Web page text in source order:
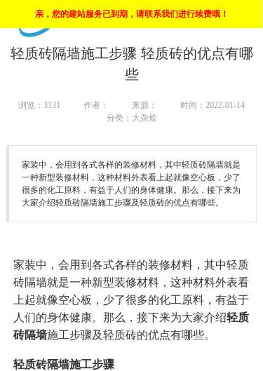
亲，您的建站服务已到期，请联系我们进行续费哦！
首页
角
上海市高新技术企业
轻质砖隔墙施工步骤 轻质砖的优点有哪
些
浏览： 3131 作者： 来源：
时间：2022-01-14
分类：大杂烩
家装中，会用到各式各样的装修材料，其中轻质砖隔墙就是
一种新型装修材料，这种材料外表看上起就像空心板，少了
很多的化工原料，有益于人们的身体健康。那么，接下来为
大家介绍轻质砖隔墙施工步骤及轻质砖的优点有哪些。
家装中，会用到各式各样的装修材料，其中轻质
砖隔墙就是一种新型装修材料，这种材料外表看
上起就像空心板，少了很多的化工原料，有益于
人们的身体健康。那么，接下来为大家介绍轻质
砖隔墙施工步骤及轻质砖的优点有哪些。
轻质砖隔墙施工步骤